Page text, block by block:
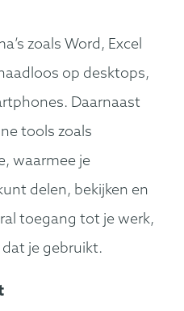
zoals Word, Excel
op desktops,
Daarnaast
tools zoals
waarmee je
delen, bekijken en
toegang tot je werk,
je gebruikt.